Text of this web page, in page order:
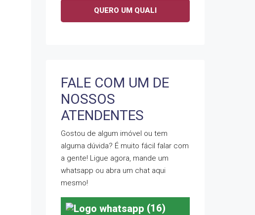
FALE COM UM DE
NOSSOS
ATENDENTES
Gostou de algum imóvel ou tem
alguma dúvida? É muito fácil falar com
a gente! Ligue agora, mande um
whatsapp ou abra um chat aqui
mesmo!
(16)